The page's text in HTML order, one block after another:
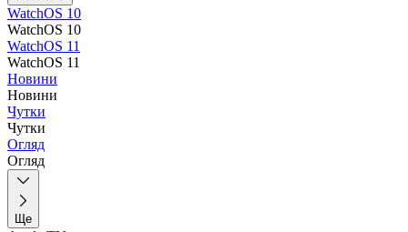
WatchOS 10
WatchOS 10
WatchOS 11
WatchOS 11
Новини
Новини
Чутки
Чутки
Огляд
Огляд
Ще